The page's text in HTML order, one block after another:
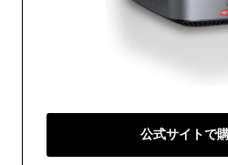
公式サイトで